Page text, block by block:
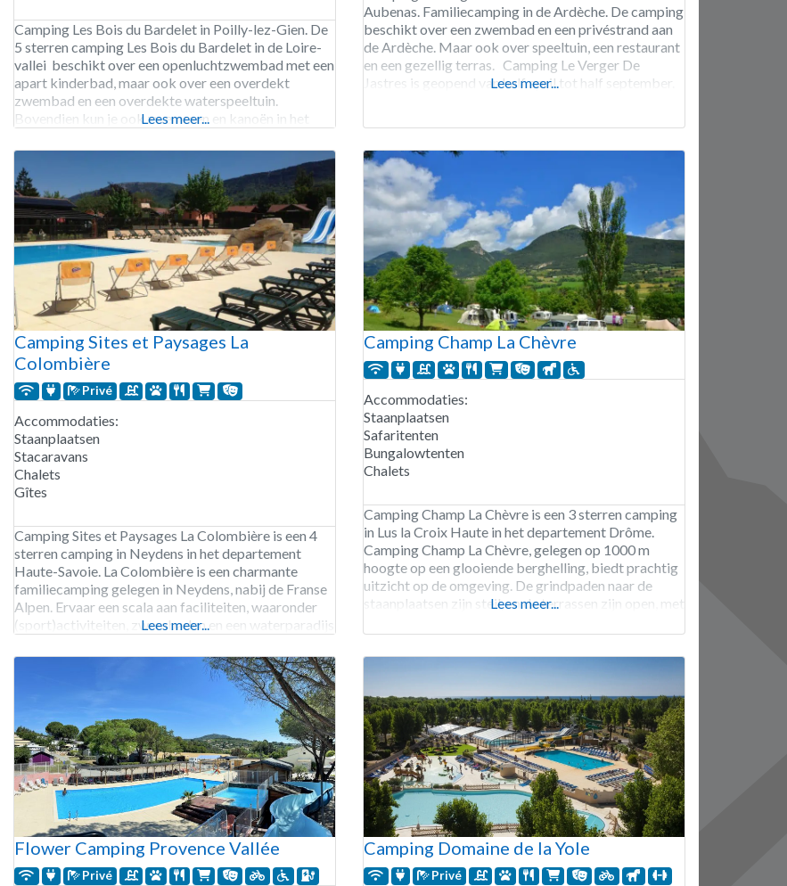
Camping Les Bois du Bardelet in Poilly-lez-Gien. De
5 sterren camping Les Bois du Bardelet in de Loire-
vallei beschikt over een openluchtzwembad met een
apart kinderbad, maar ook over een overdekt
zwembad en een overdekte waterspeeltuin.
Bovendien kun je ook zwemmen en kanoën in het
met ligstoelen. Vissen mag je in het aparte
Lees meer...
Aubenas. Familiecamping in de Ardèche. De camping
beschikt over een zwembad en een privéstrand aan
de Ardèche. Maar ook over speeltuin, een restaurant
en een gezellig terras. Camping Le Verger De
Jastres is geopend van half april tot half september.
Lees meer...
Camping Sites et Paysages La
Colombière
Privé
Accommodaties:
Staanplaatsen
Stacaravans
Chalets
Gîtes
Camping Sites et Paysages La Colombière is een 4
sterren camping in Neydens in het departement
Haute-Savoie. La Colombière is een charmante
familiecamping gelegen in Neydens, nabij de Franse
Alpen. Ervaar een scala aan faciliteiten, waaronder
(sport)activiteiten, zwembaden en een waterparadijs
uitstapjes naar de Hoge Alpen of Genève
gemakkelijk te maken. De camping
Lees meer...
Camping Champ La Chèvre
Accommodaties:
Staanplaatsen
Safaritenten
Bungalowtenten
Chalets
Camping Champ La Chèvre is een 3 sterren camping
in Lus la Croix Haute in het departement Drôme.
Camping Champ La Chèvre, gelegen op 1000 m
hoogte op een glooiende berghelling, biedt prachtig
uitzicht op de omgeving. De grindpaden naar de
staanplaatsen zijn steil, en de terrassen zijn open, met
paardrijden, wandelen
Lees meer...
Flower Camping Provence Vallée
Privé
Camping Domaine de la Yole
Privé